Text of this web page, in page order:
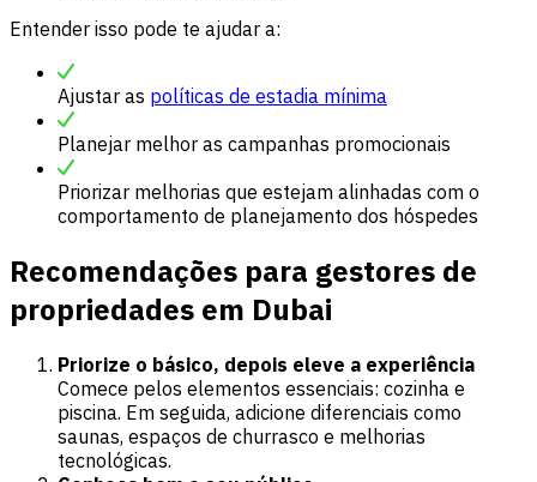
Entender isso pode te ajudar a:
Ajustar as políticas de estadia mínima
Planejar melhor as campanhas promocionais
Priorizar melhorias que estejam alinhadas com o
comportamento de planejamento dos hóspedes
Recomendações para gestores de
propriedades em Dubai
Priorize o básico, depois eleve a experiência
Comece pelos elementos essenciais: cozinha e
piscina. Em seguida, adicione diferenciais como
saunas, espaços de churrasco e melhorias
tecnológicas.